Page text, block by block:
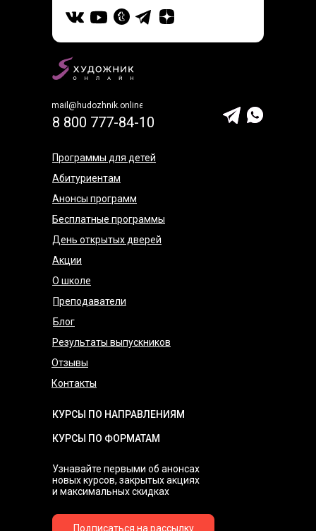
mail@hudozhnik.online
Узнавайте первыми об анонсах
новых курсов, закрытых акциях
и максимальных скидках
8 800 777-84-10
КУРСЫ ПО НАПРАВЛЕНИЯМ
КУРСЫ ПО ФОРМАТАМ
Программы для детей
Абитуриентам
Анонсы программ
Бесплатные программы
День открытых дверей
Акции
О школе
Преподаватели
Блог
Результаты выпускников
Отзывы
Контакты
Подписаться на рассылку